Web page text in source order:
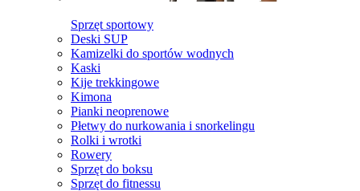
Sprzęt sportowy
Deski SUP
Kamizelki do sportów wodnych
Kaski
Kije trekkingowe
Kimona
Pianki neoprenowe
Płetwy do nurkowania i snorkelingu
Rolki i wrotki
Rowery
Sprzęt do boksu
Sprzęt do fitnessu